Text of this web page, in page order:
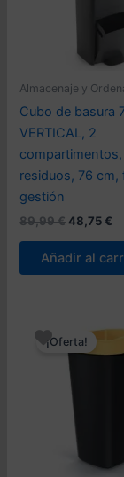
Almacenaje y
Cubo de basura
VERTICAL, 2
compartimentos,
residuos, 76 cm,
gestión
89,99€ El
original
era:
48,75 €
Añadir al
¡Oferta!